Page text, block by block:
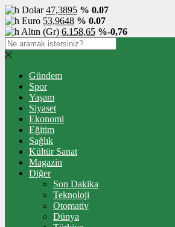
Dolar47,3895 % 0.07
Euro 53,9648 % 0.07
Altın (Gr) 6.158,65 %-0,76
Gündem
Spor
Yaşam
Siyaset
Ekonomi
Eğitim
Sağlık
Kültür Sanat
Magazin
Diğer
Son Dakika
Teknoloji
Otomativ
Dünya